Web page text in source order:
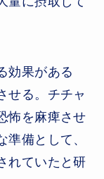
効果がある
せる。チチャ
怖を麻痺させ
備として、
れていたと研